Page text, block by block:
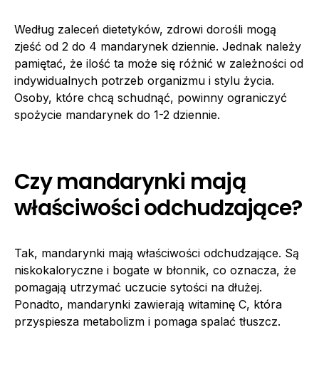
Według zaleceń dietetyków, zdrowi dorośli mogą
zjeść od 2 do 4 mandarynek dziennie. Jednak należy
pamiętać, że ilość ta może się różnić w zależności od
indywidualnych potrzeb organizmu i stylu życia.
Osoby, które chcą schudnąć, powinny ograniczyć
spożycie mandarynek do 1-2 dziennie.
Czy mandarynki mają
właściwości odchudzające?
Tak, mandarynki mają właściwości odchudzające. Są
niskokaloryczne i bogate w błonnik, co oznacza, że
pomagają utrzymać uczucie sytości na dłużej.
Ponadto, mandarynki zawierają witaminę C, która
przyspiesza metabolizm i pomaga spalać tłuszcz.